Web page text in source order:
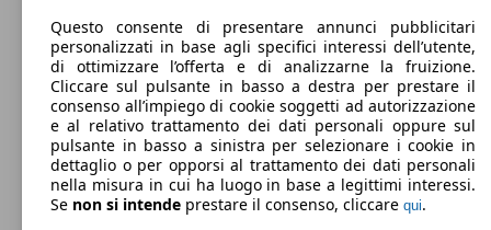
121 g/km
Emissioni di CO2 (combinato)*
Questo consente di presentare annunci pubblicitari
personalizzati in base agli specifici interessi dell’utente,
di ottimizzare l’offerta e di analizzarne la fruizione.
Cliccare sul pulsante in basso a destra per prestare il
consenso all’impiego di cookie soggetti ad autorizzazione
e al relativo trattamento dei dati personali oppure sul
pulsante in basso a sinistra per selezionare i cookie in
dettaglio o per opporsi al trattamento dei dati personali
nella misura in cui ha luogo in base a legittimi interessi.
Se non si intende prestare il consenso, cliccare qui.